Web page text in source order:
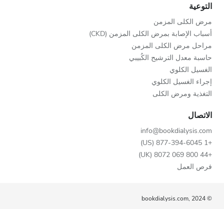
التوعية
مرض الكلى المزمن
أسباب الإصابة بمرض الكلى المزمن (CKD)
مراحل مرض الكلى المزمن
حاسبة معدل الترشيح الكُبيبي
الغسيل الكلوي
إجراء الغسيل الكلوي
التغذية ومرض الكلى
الاتصال
info@bookdialysis.com
+1 877-394-6045 (US)
+44 800 069 8072 (UK)
فرص العمل
© bookdialysis.com, 2024